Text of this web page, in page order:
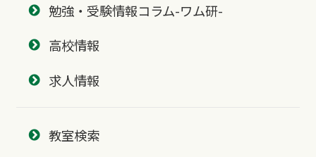
勉強・受験情報コラム-ワム研-
高校情報
求人情報
教室検索